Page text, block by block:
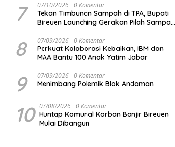
7 07/10/2026 0 Komentar
Tekan Timbunan Sampah di TPA, Bupati
Bireuen Launching Gerakan Pilah Sampah
8 07/09/2026 0 Komentar
Perkuat Kolaborasi Kebaikan, IBM dan
MAA Bantu 100 Anak Yatim Jabar
9 07/09/2026 0 Komentar
Menimbang Polemik Blok Andaman
10 07/08/2026 0 Komentar
Huntap Komunal Korban Banjir Bireuen
Mulai Dibangun